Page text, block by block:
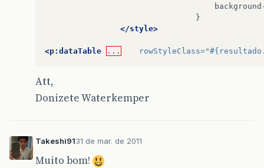
</style>
<p:dataTable ... rowStyleClass=
Att,
Donizete Waterkemper
Takeshi9131 de mar. de 2011
Muito bom!